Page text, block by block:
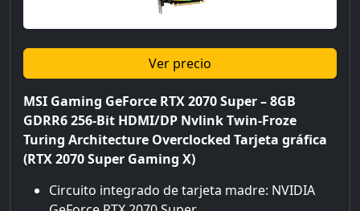
Ver precio
MSI Gaming GeForce RTX 2070 Super – 8GB
GDRR6 256-Bit HDMI/DP Nvlink Twin-Froze
Turing Architecture Overclocked Tarjeta gráfica
(RTX 2070 Super Gaming X)
Circuito integrado de tarjeta madre: NVIDIA